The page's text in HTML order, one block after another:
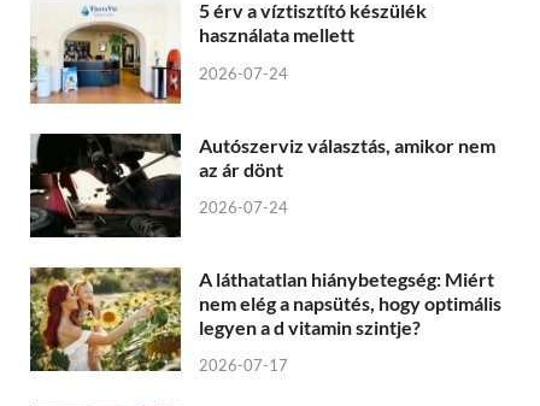
5 érv a víztisztító készülék
használata mellett
2026-07-24
Autószerviz választás, amikor nem
az ár dönt
2026-07-24
A láthatatlan hiánybetegség: Miért
nem elég a napsütés, hogy optimális
legyen a d vitamin szintje?
2026-07-17